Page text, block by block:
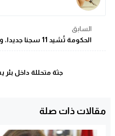
السابق
الحكومة تُشيد 11 سجنا جديدا، وتُصلح أخرى
جثة متحللة داخل بئر
مقالات ذات صلة